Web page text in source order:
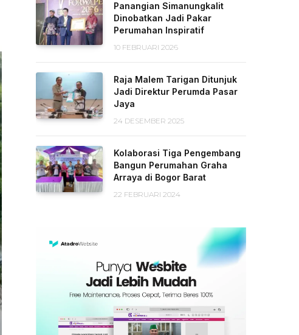
Panangian Simanungkalit
Dinobatkan Jadi Pakar
Perumahan Inspiratif
10 FEBRUARI 2026
Raja Malem Tarigan Ditunjuk
Jadi Direktur Perumda Pasar
Jaya
24 DESEMBER 2025
Kolaborasi Tiga Pengembang
Bangun Perumahan Graha
Arraya di Bogor Barat
22 FEBRUARI 2024